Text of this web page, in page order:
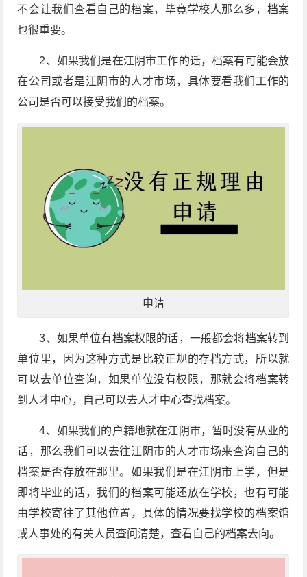
不会让我们查看自己的档案，毕竟学校人那么多，档案
也很重要。
2、如果我们是在江阴市工作的话，档案有可能会放
在公司或者是江阴市的人才市场，具体要看我们工作的
公司是否可以接受我们的档案。
申请
3、如果单位有档案权限的话，一般都会将档案转到
单位里，因为这种方式是比较正规的存档方式，所以就
可以去单位查询，如果单位没有权限，那就会将档案转
到人才中心，自己可以去人才中心查找档案。
4、如果我们的户籍地就在江阴市，暂时没有从业的
话，那么我们可以去往江阴市的人才市场来查询自己的
档案是否存放在那里。如果我们是在江阴市上学，但是
即将毕业的话，我们的档案可能还放在学校，也有可能
由学校寄往了其他位置，具体的情况要找学校的档案馆
或人事处的有关人员查问清楚，查看自己的档案去向。